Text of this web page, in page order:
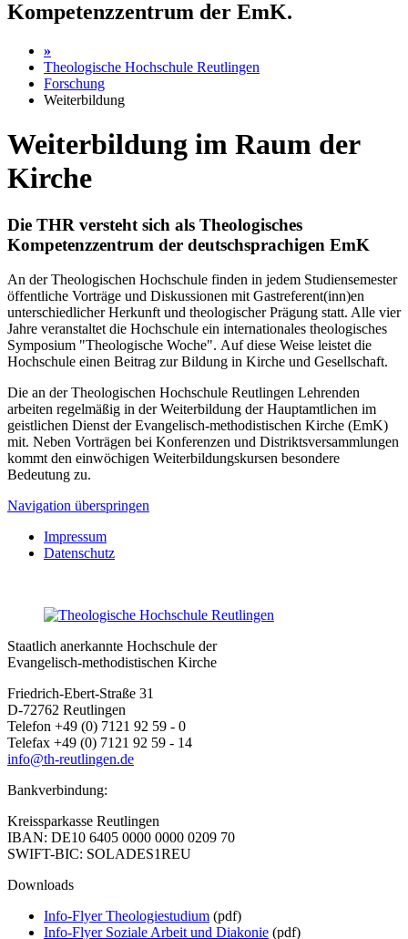
Kompetenzzentrum der EmK.
»
Theologische Hochschule Reutlingen
Forschung
Weiterbildung
Weiterbildung im Raum der
Kirche
Die THR versteht sich als Theologisches
Kompetenzzentrum der deutschsprachigen EmK
An der Theologischen Hochschule finden in jedem Studiensemester
öffentliche Vorträge und Diskussionen mit Gastreferent(inn)en
unterschiedlicher Herkunft und theologischer Prägung statt. Alle vier
Jahre veranstaltet die Hochschule ein internationales theologisches
Symposium "Theologische Woche". Auf diese Weise leistet die
Hochschule einen Beitrag zur Bildung in Kirche und Gesellschaft.
Die an der Theologischen Hochschule Reutlingen Lehrenden
arbeiten regelmäßig in der Weiterbildung der Hauptamtlichen im
geistlichen Dienst der Evangelisch-methodistischen Kirche (EmK)
mit. Neben Vorträgen bei Konferenzen und Distriktsversammlungen
kommt den einwöchigen Weiterbildungskursen besondere
Bedeutung zu.
Navigation überspringen
Impressum
Datenschutz
Staatlich anerkannte Hochschule der
Evangelisch-methodistischen Kirche
Friedrich-Ebert-Straße 31
D-72762 Reutlingen
Telefon +49 (0) 7121 92 59 - 0
Telefax +49 (0) 7121 92 59 - 14
info@th-reutlingen.de
Bankverbindung:
Kreissparkasse Reutlingen
IBAN: DE10 6405 0000 0000 0209 70
SWIFT-BIC: SOLADES1REU
Downloads
Info-Flyer Theologiestudium (pdf)
Info-Flyer Soziale Arbeit und Diakonie (pdf)